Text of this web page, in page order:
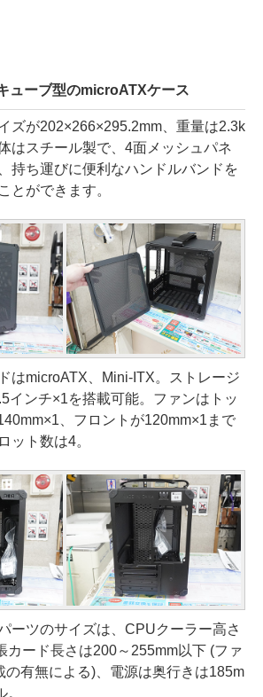
ューブ型のmicroATXケース
ズが202×266×295.2mm、重量は2.3k
はスチール製で、4面メッシュパネ
持ち運びに便利なハンドルバンドを
とができます。
はmicroATX、Mini-ITX。ストレージ
インチ×1を搭載可能。ファンはトッ
、フロントが120mm×1まで
ット数は4。
ーツのサイズは、CPUクーラー高さ
カード長さは200～255mm以下 (ファ
の有無による)、電源は奥行きは185m